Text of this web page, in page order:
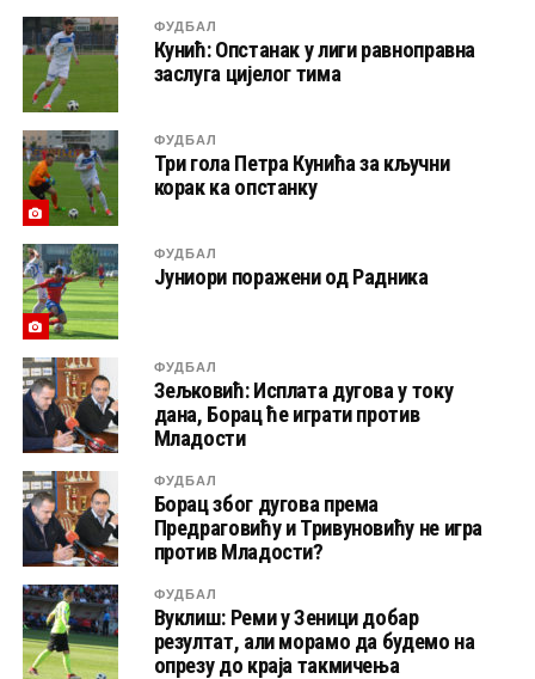
ФУДБАЛ
Кунић: Опстанак у лиги равноправна
заслуга цијелог тима
ФУДБАЛ
Три гола Петра Кунића за кључни
корак ка опстанку
ФУДБАЛ
Јуниори поражени од Радника
ФУДБАЛ
Зељковић: Исплата дугова у току
дана, Борац ће играти против
Младости
ФУДБАЛ
Борац због дугова према
Предраговићу и Тривуновићу не игра
против Младости?
ФУДБАЛ
Вуклиш: Реми у Зеници добар
резултат, али морамо да будемо на
опрезу до краја такмичења